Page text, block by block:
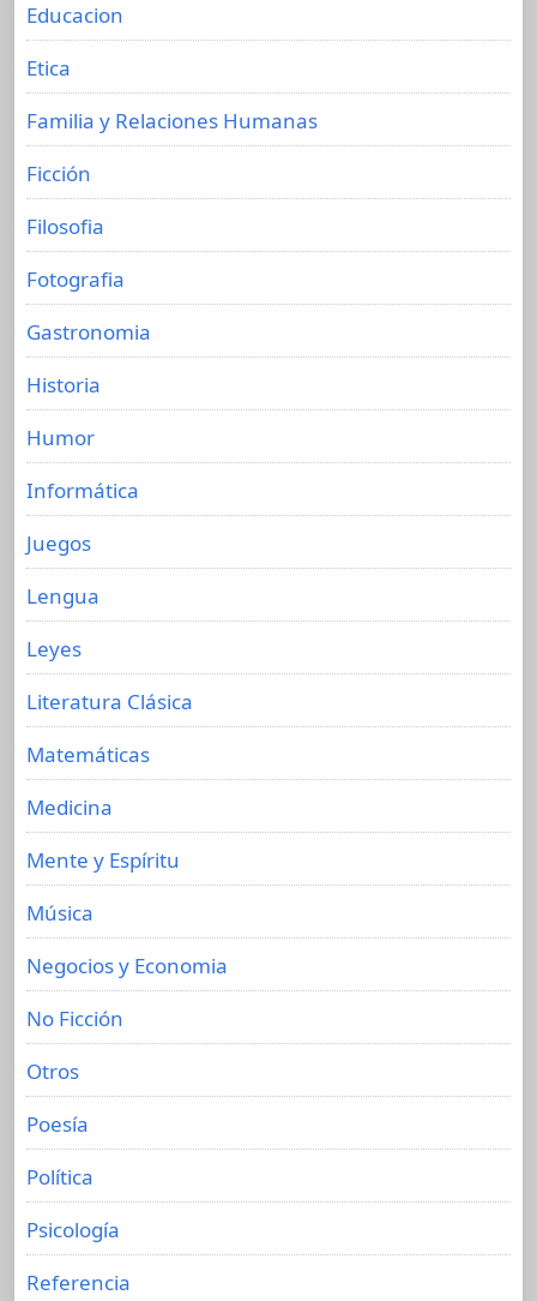
Educacion
Etica
Familia y Relaciones Humanas
Ficción
Filosofia
Fotografia
Gastronomia
Historia
Humor
Informática
Juegos
Lengua
Leyes
Literatura Clásica
Matemáticas
Medicina
Mente y Espíritu
Música
Negocios y Economia
No Ficción
Otros
Poesía
Política
Psicología
Referencia